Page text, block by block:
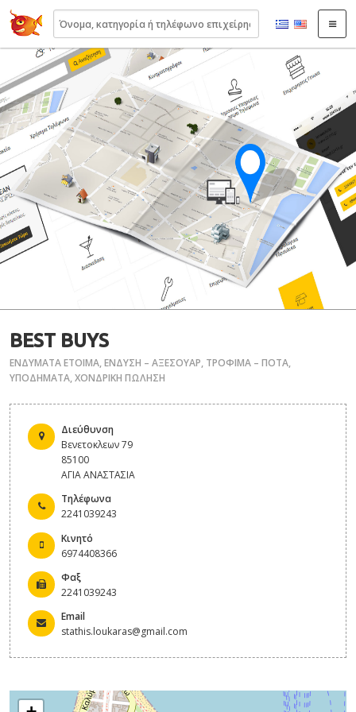
22410.gr
BEST BUYS
ΕΝΔΥΜΑΤΑ ΕΤΟΙΜΑ,ΕΝΔΥΣΗ – ΑΞΕΣΟΥΑΡ, ΤΡΟΦΙΜΑ – ΠΟΤΑ,
ΥΠΟΔΗΜΑΤΑ,ΧΟΝΔΡΙΚΗ ΠΩΛΗΣΗ
Διεύθυνση
Βενετοκλεων 79
85100
ΑΓΙΑ ΑΝΑΣΤΑΣΙΑ
Τηλέφωνα
2241039243
Κινητό
6974408366
Φαξ
2241039243
Email
stathis.loukaras@gmail.com